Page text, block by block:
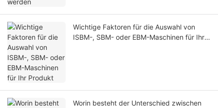
Wichtige Faktoren für die Auswahl von
ISBM-, SBM- oder EBM-Maschinen für Ihr
Worin besteht der Unterschied zwischen